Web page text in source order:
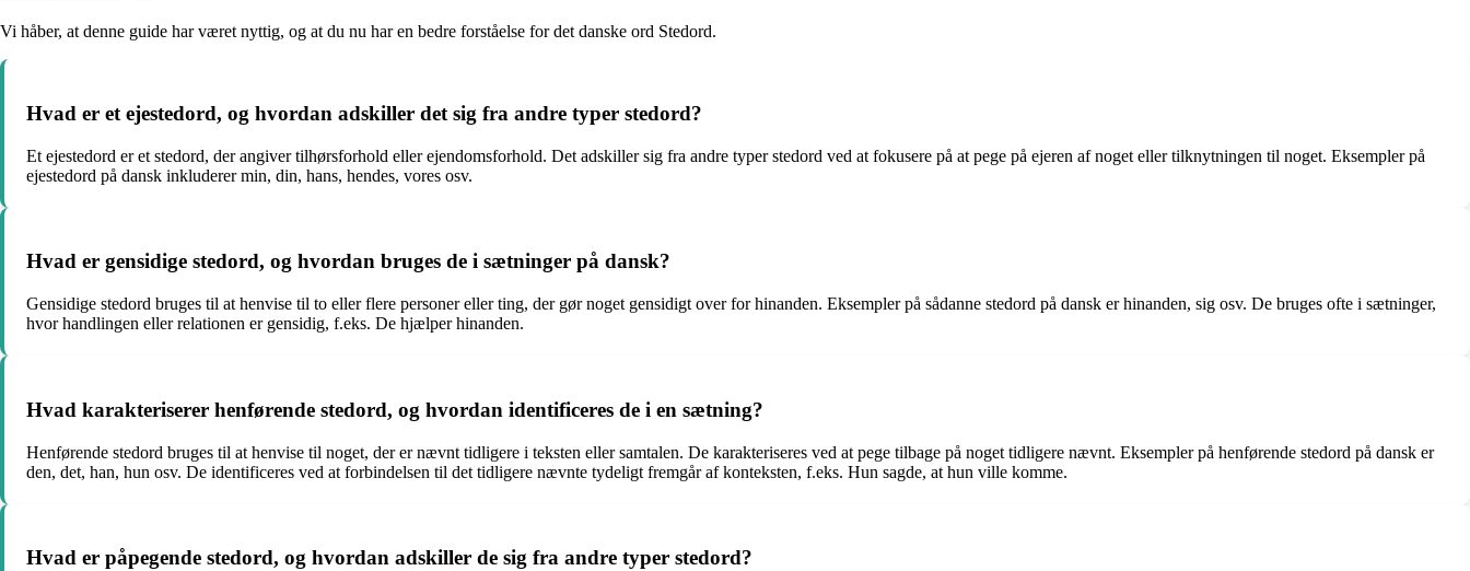
Vi håber, at denne guide har været nyttig, og at du nu har en bedre forståelse for det danske ord Stedord.
Hvad er et ejestedord, og hvordan adskiller det sig fra andre typer stedord?
Et ejestedord er et stedord, der angiver tilhørsforhold eller ejendomsforhold. Det adskiller sig fra andre typer stedord ved at fokusere på at pege på ejeren af noget eller tilknytningen til noget. Eksempler på
ejestedord på dansk inkluderer min, din, hans, hendes, vores osv.
Hvad er gensidige stedord, og hvordan bruges de i sætninger på dansk?
Gensidige stedord bruges til at henvise til to eller flere personer eller ting, der gør noget gensidigt over for hinanden. Eksempler på sådanne stedord på dansk er hinanden, sig osv. De bruges ofte i sætninger,
hvor handlingen eller relationen er gensidig, f.eks. De hjælper hinanden.
Hvad karakteriserer henførende stedord, og hvordan identificeres de i en sætning?
Henførende stedord bruges til at henvise til noget, der er nævnt tidligere i teksten eller samtalen. De karakteriseres ved at pege tilbage på noget tidligere nævnt. Eksempler på henførende stedord på dansk er
den, det, han, hun osv. De identificeres ved at forbindelsen til det tidligere nævnte tydeligt fremgår af konteksten, f.eks. Hun sagde, at hun ville komme.
Hvad er påpegende stedord, og hvordan adskiller de sig fra andre typer stedord?